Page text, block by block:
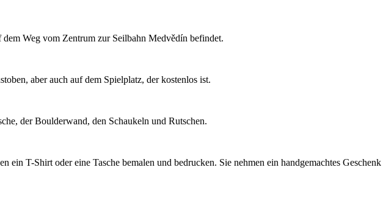
Weg vom Zentrum zur Seilbahn Medvědín befindet.
aber auch auf dem Spielplatz, der kostenlos ist.
der Boulderwand, den Schaukeln und Rutschen.
T-Shirt oder eine Tasche bemalen und bedrucken. Sie nehmen ein handgemachtes